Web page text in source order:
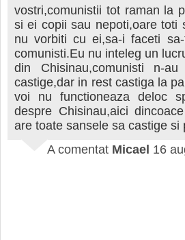
vostri,comunistii tot raman la
si ei copii sau nepoti,oare toti
nu vorbiti cu ei,sa-i faceti
comunisti.Eu nu inteleg un
din Chisinau,comunisti n-
castige,dar in rest castiga la
voi nu functioneaza deloc
despre Chisinau,aici
are toate sansele sa castige si
A comentat Micael 16